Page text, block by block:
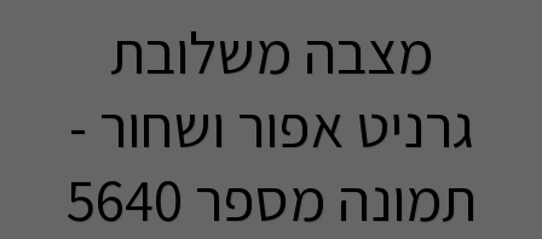
מצבה משלובת
גרניט אפור ושחור -
תמונה מספר 5640